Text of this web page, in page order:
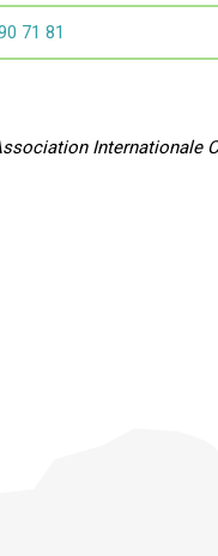
71 81
Internationale